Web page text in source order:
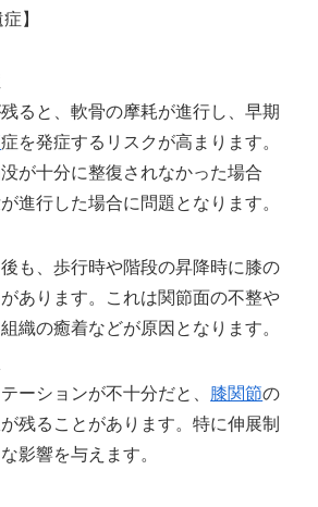
】
ると、軟骨の摩耗が進行し、早期
症を発症するリスクが高まります。
が十分に整復されなかった場合
進行した場合に問題となります。
も、歩行時や階段の昇降時に膝の
あります。これは関節面の不整や
織の癒着などが原因となります。
ーションが不十分だと、 膝関節の
残ることがあります。特に伸展制
影響を与えます。